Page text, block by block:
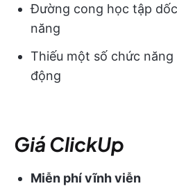
Đường cong học tập
năng
Thiếu một số chức
động
Giá ClickUp
Miễn phí vĩnh viễn